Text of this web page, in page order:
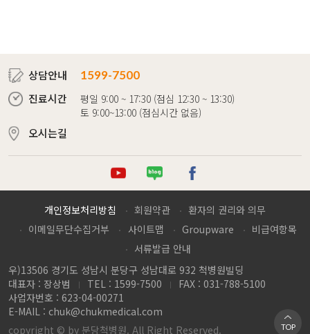
상담안내
1599-7500
진료시간
평일 9:00 ~ 17:30 (점심 12:30 ~ 13:30)
토 9:00~13:00 (점심시간 없음)
오시는길
튜브 로그 이스북
개인정보처리방침 회원약관
환자의 권리와 의무
이메일무단수집거부
사이트맵 Groupware
비급여항목
서류발급 안내
우)13506 경기도 성남시 분당구 성남대로 932 척병원빌딩
대표자 : 장상범
TEL : 1599-7500
FAX : 031-788-5100
사업자번호 : 623-04-00271
E-MAIL : chuk@chukmedical.com
copyright © by 분당척병원. All Right Reserved.
TOP